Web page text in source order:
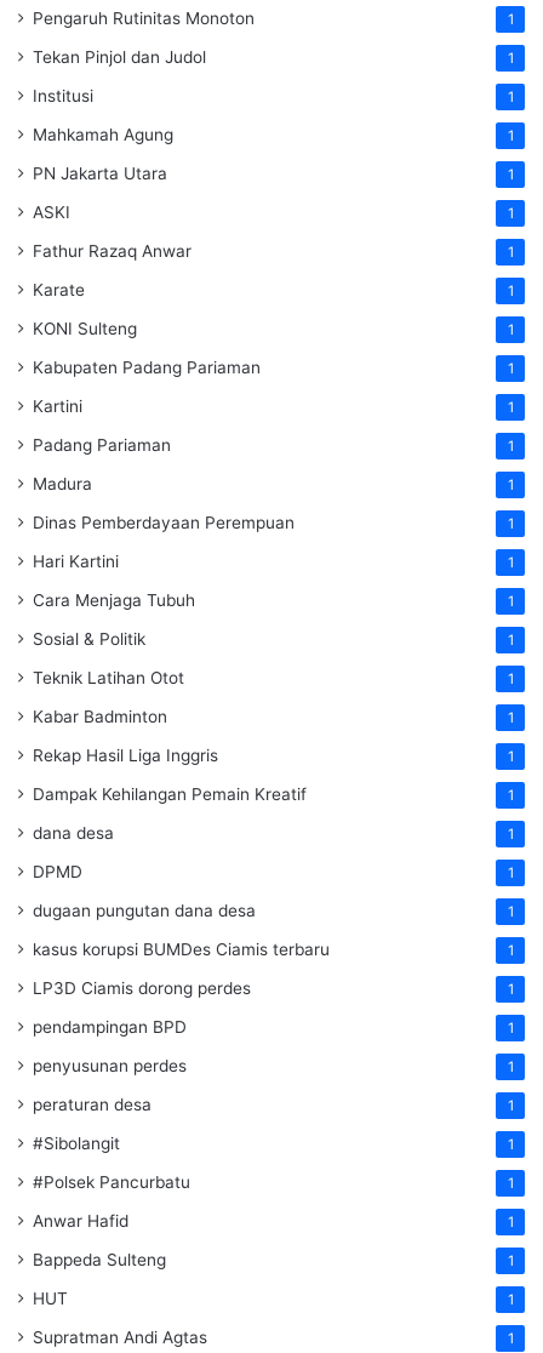
Pengaruh Rutinitas Monoton 1
Tekan Pinjol dan Judol 1
Institusi 1
Mahkamah Agung 1
PN Jakarta Utara 1
ASKI 1
Fathur Razaq Anwar 1
Karate 1
KONI Sulteng 1
Kabupaten Padang Pariaman 1
Kartini 1
Padang Pariaman 1
Madura 1
Dinas Pemberdayaan Perempuan 1
Hari Kartini 1
Cara Menjaga Tubuh 1
Sosial & Politik 1
Teknik Latihan Otot 1
Kabar Badminton 1
Rekap Hasil Liga Inggris 1
Dampak Kehilangan Pemain Kreatif 1
dana desa 1
DPMD 1
dugaan pungutan dana desa 1
kasus korupsi BUMDes Ciamis terbaru 1
LP3D Ciamis dorong perdes 1
pendampingan BPD 1
penyusunan perdes 1
peraturan desa 1
#Sibolangit 1
#Polsek Pancurbatu 1
Anwar Hafid 1
Bappeda Sulteng 1
HUT 1
Supratman Andi Agtas 1